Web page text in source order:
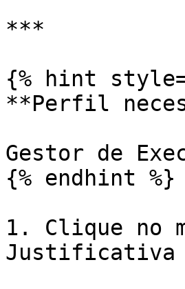
***
{% hint
**Perfil
Gestor de
{% endhint %}
1. Clique no
Justificativa